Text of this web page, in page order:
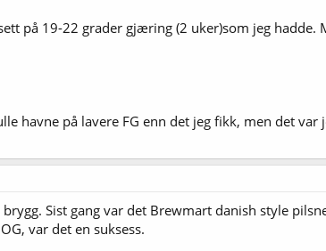
på 19-22 grader gjæring (2 uker)som jeg hadde.
havne på lavere FG enn det jeg fikk, men det
Sist gang var det Brewmart danish style
var det en suksess.